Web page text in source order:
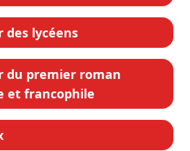
des lycéens
du premier roman
et francophile